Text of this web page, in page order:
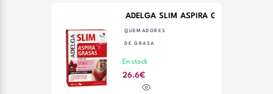
ADELGA SLIM ASPIRA GRASAS 30
QUEMADORES
DE GRASA
En stock
26.6€